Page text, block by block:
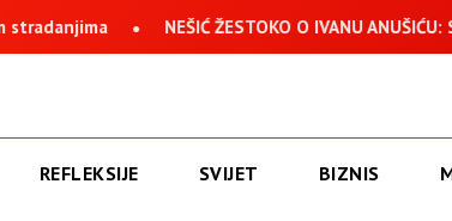
NEŠIĆ ŽESTOKO O IVANU ANUŠIĆU: Samo nečovjek
REFLEKSIJE SVIJET BIZNIS